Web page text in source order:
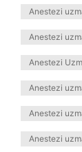
Anestezi
Anestezi
Anestezi
Anestezi
Anestezi
Anestezi